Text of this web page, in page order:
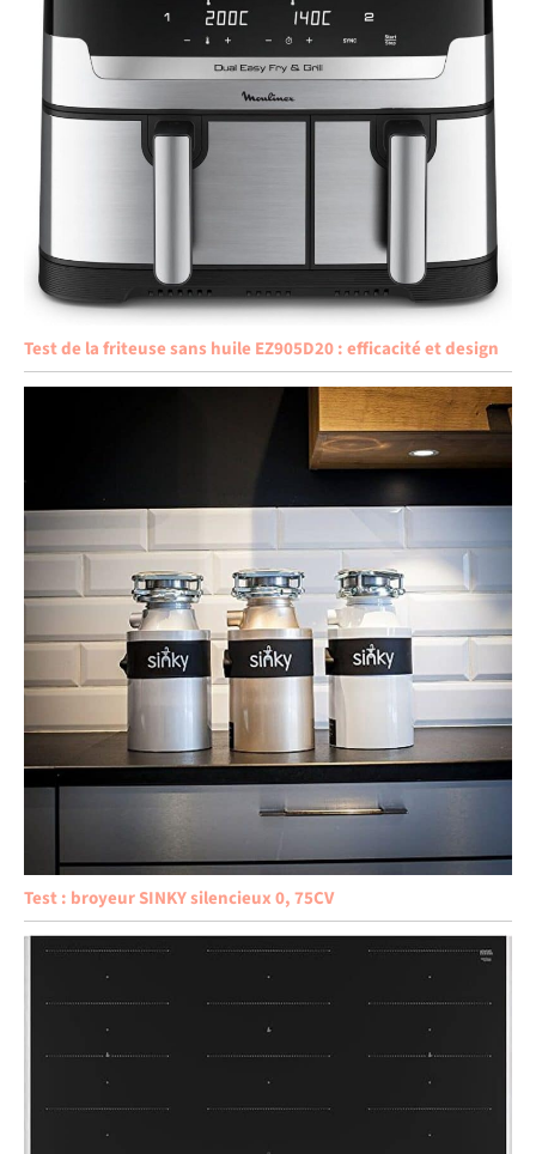
Test de la friteuse sans huile EZ905D20 : efficacité et design
Test : broyeur SINKY silencieux 0, 75CV